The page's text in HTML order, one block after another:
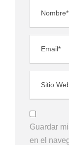
Guardar
en el